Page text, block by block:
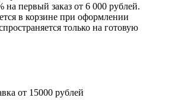
на первый заказ от 6 000 рублей.
в корзине при оформлении
только на готовую
от 15000 рублей